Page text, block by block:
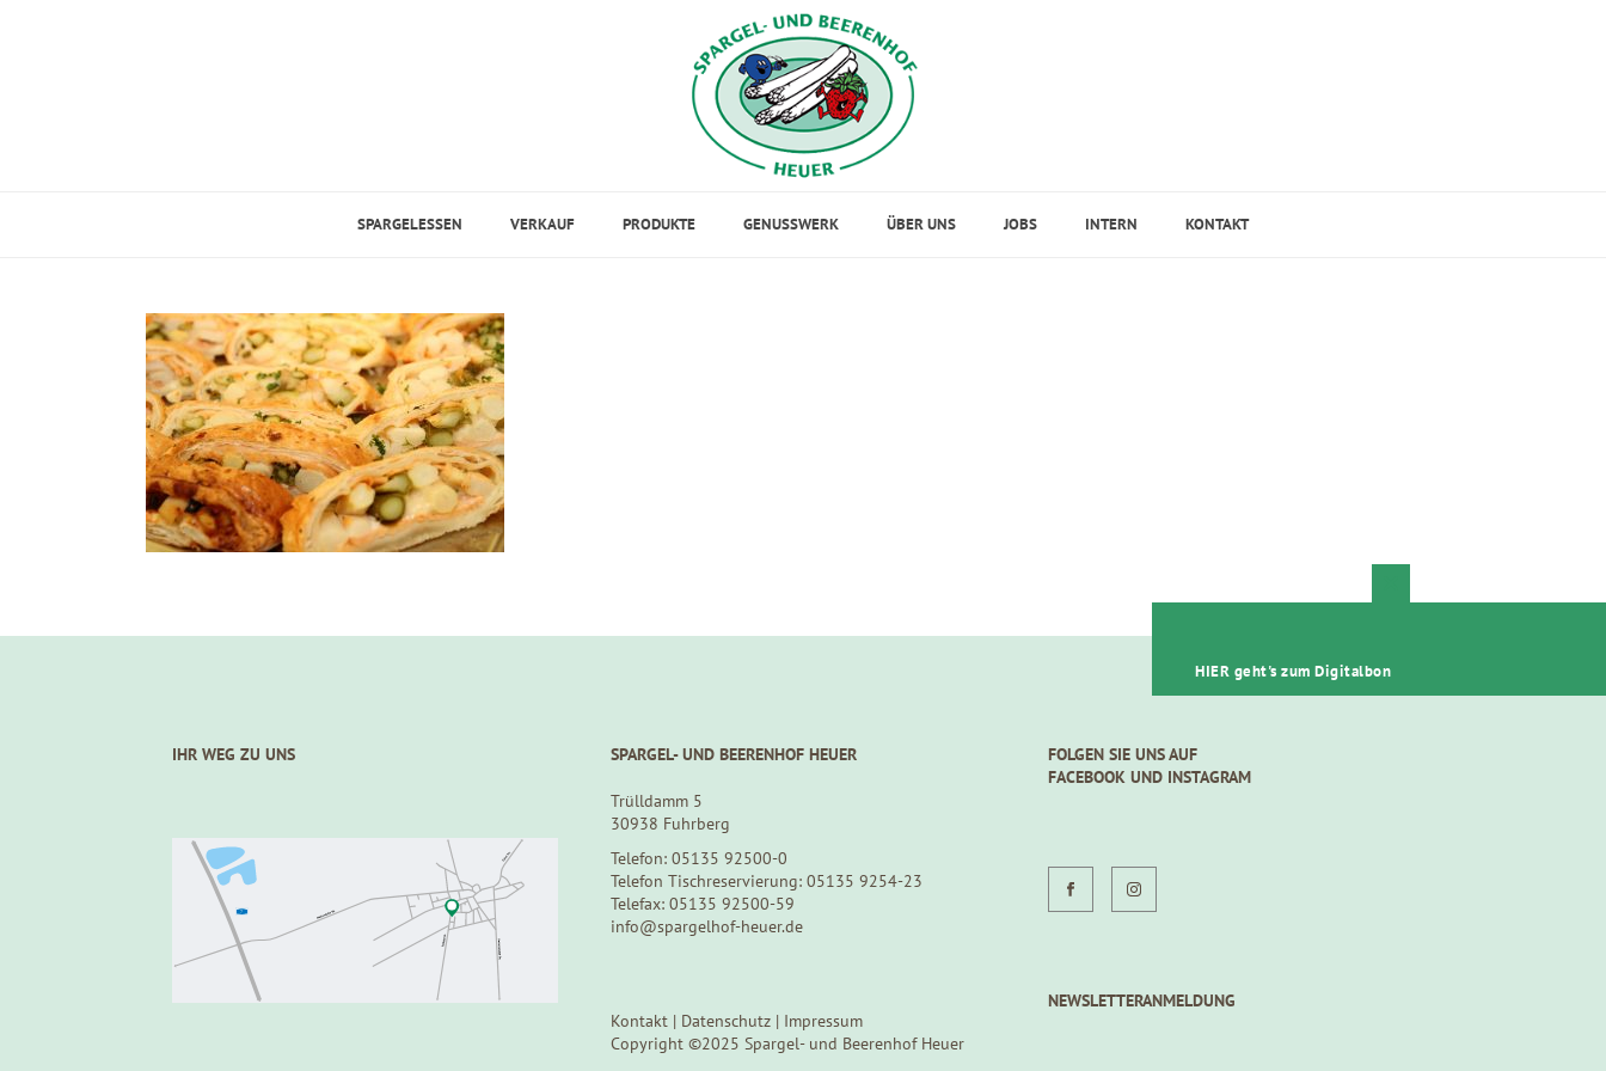
SPARGELESSEN VERKAUF PRODUKTE GENUSSWERK ÜBER UNS JOBS INTERN KONTAKT
IHR WEG ZU UNS SPARGEL- UND BEERENHOF HEUER
Trülldamm 5
30938 Fuhrberg
Telefon: 05135 92500-0
Telefon Tischreservierung: 05135 9254-23
Telefax: 05135 92500-59
info@spargelhof-heuer.de
Kontakt| Datenschutz| Impressum
Copyright ©2025 Spargel- und Beerenhof Heuer
FOLGEN SIE UNS AUF
FACEBOOK UND INSTAGRAM
NEWSLETTERANMELDUNG
Close
HIER geht's zum Digitalbon